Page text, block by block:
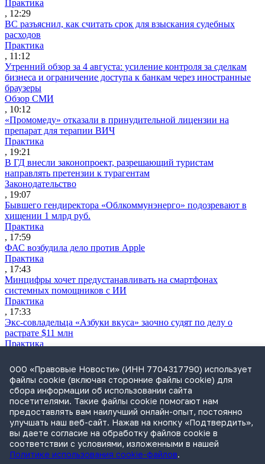
Практика
, 12:29
ВС разъяснил, как считать срок для взыскания судебных
расходов
Практика
, 11:12
Утренний обзор за 4 августа: усиление контроля за сделкам
бизнеса и ограничение доступа к банкам через иностранные
браузеры
Обзор СМИ
, 10:12
«Промомеду» отказали в принудительной лицензии на
препарат для терапии ВИЧ
Практика
, 19:21
В ГД внесли законопроект, разрешающий туристам
направлять претензии к турагентам
Законодательство
, 19:07
Бывшего гендиректора «Облкоммунэнерго» подозревают в
хищении 1 млрд руб.
Практика
, 17:59
ФАС возбудила дело против Apple
Практика
, 17:43
Минцифры хочет предустанавливать на смартфонах
системных помощников с ИИ
Практика
, 17:33
Экс-совладельца «Азбуки вкуса» заочно судят по делу о
растрате $11 млн
Практика
Суд не признал решение SCC по взысканию с российской
компании
Международная практика
, 17:01
Дроны могут начать применять для фиксации нарушений
ПДД
Практика
, 15:41
ООО «Правовые Новости» (ИНН 7704317790) использует
файлы cookie (включая сторонние файлы cookie) для
сбора информации об использовании сайта
посетителями. Такие файлы cookie помогают нам
предоставлять вам наилучший онлайн-опыт, постоянно
улучшать наш веб-сайт. Нажав на кнопку «Подтвердить»,
вы даете согласие на обработку файлов cookie в
соответствии с условиями, изложенными в нашей
Политике использования cookie-файлов.